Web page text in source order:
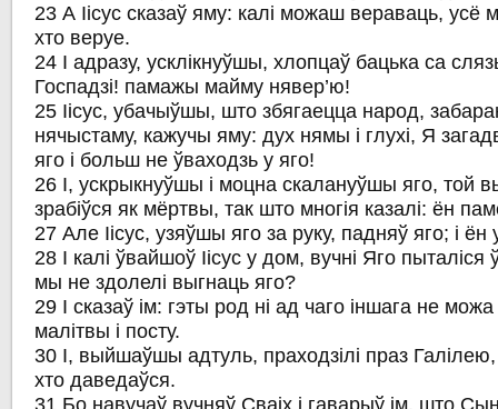
23 А Іісус сказаў яму: калі можаш вераваць, усё
хто веруе.
24 І адразу, усклікнуўшы, хлопцаў бацька са
Госпадзі! памажы майму нявер’ю!
25 Іісус, убачыўшы, што збягаецца народ,
нячыстаму, кажучы яму: дух нямы і глухі, Я
яго і больш не ўваходзь у яго!
26 І, ускрыкнуўшы і моцна скалануўшы яго, той
зрабіўся як мёртвы, так што многія казалі: ён
27 Але Іісус, узяўшы яго за руку, падняў яго; і ён
28 І калі ўвайшоў Іісус у дом, вучні Яго
мы не здолелі выгнаць яго?
29 І сказаў ім: гэты род ні ад чаго іншага не
малітвы і посту.
30 І, выйшаўшы адтуль, праходзілі праз
хто даведаўся.